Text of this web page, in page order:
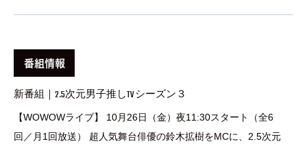
番組情報
新番組｜2.5次元男子推しTV シーズン３
【WOWOWライブ】 10月26日（金）夜11:30スタート（全6
回／月1回放送） 超人気舞台俳優の鈴木拡樹をMCに、2.5次元